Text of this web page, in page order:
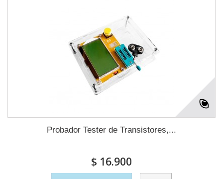
Probador Tester de Transistores,...
$ 16.900